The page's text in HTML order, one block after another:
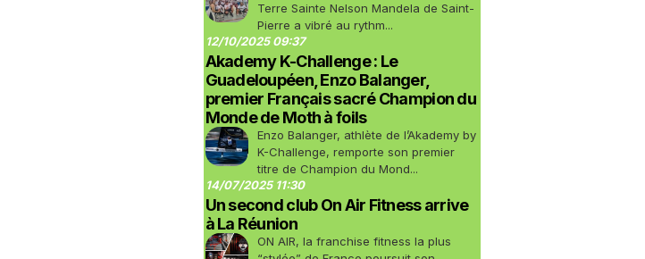
Terre Sainte Nelson Mandela de Saint-
Pierre a vibré au rythm...
12/10/2025 09:37
Akademy K-Challenge : Le
Guadeloupéen, Enzo Balanger,
premier Français sacré Champion du
Monde de Moth à foils
Enzo Balanger, athlète de l’Akademy by
K-Challenge, remporte son premier
titre de Champion du Mond...
14/07/2025 11:30
Un second club On Air Fitness arrive
à La Réunion
ON AIR, la franchise fitness la plus